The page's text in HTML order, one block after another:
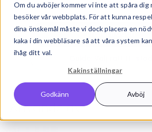
Om du avböjer kommer vi inte att spåra dig
besöker vår webbplats. För att kunna
dina önskemål måste vi dock placera en
kaka i din webbläsare så att våra system
ihåg ditt val.
Kakinställningar
Godkänn Avböj
Prisförfrågan
Används av